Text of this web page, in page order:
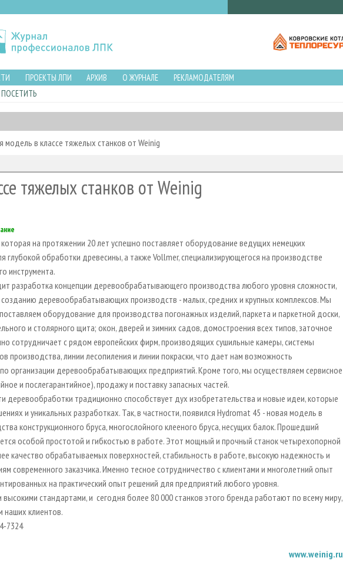
ПРОЕКТЫ ЛПИ АРХИВ О ЖУРНАЛЕ
РЕКЛАМОДАТЕЛЯМ
модель в классе тяжелых станков от Weinig
тяжелых станков от Weinig
на протяжении 20 лет успешно поставляет оборудование ведущих немецких
глубокой обработки древесины, а также Vollmer, специализирующегося на производстве
инструмента.
разработка концепции деревообрабатывающего производства любого уровня сложности,
деревообрабатывающих производств - малых, средних и крупных комплексов. Мы
оборудование для производства погонажных изделий, паркета и паркетной доски,
и столярного щита; окон, дверей и зимних садов, домостроения всех типов, заточное
сотрудничает с рядом европейских фирм, производящих сушильные камеры, системы
производства, линии лесопиления и линии покраски, что дает нам возможность
организации деревообрабатывающих предприятий. Кроме того, мы осуществляем сервисное
и послегарантийное), продажу и поставку запасных частей.
деревообработки традиционно способствует дух изобретательства и новые идеи, которые
и уникальных разработках. Так, в частности, появился Hydromat 45 - новая модель в
конструкционного бруса, многослойного клееного бруса, несущих балок. Прошедший
особой простотой и гибкостью в работе. Этот мощный и прочный станок четырехопорной
качество обрабатываемых поверхностей, стабильность в работе, высокую надежность и
современного заказчика. Именно тесное сотрудничество с клиентами и многолетний опыт
на практический опыт решений для предприятий любого уровня.
стандартами, и сегодня более 80 000 станков этого бренда работают по всему миру,
наших клиентов.
7324
www.weinig.ru